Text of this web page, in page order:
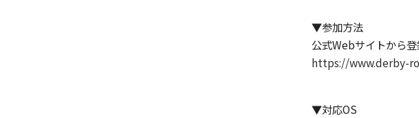
▼参加方法
公式Webサイトから登
https://www.derby-
▼対応OS